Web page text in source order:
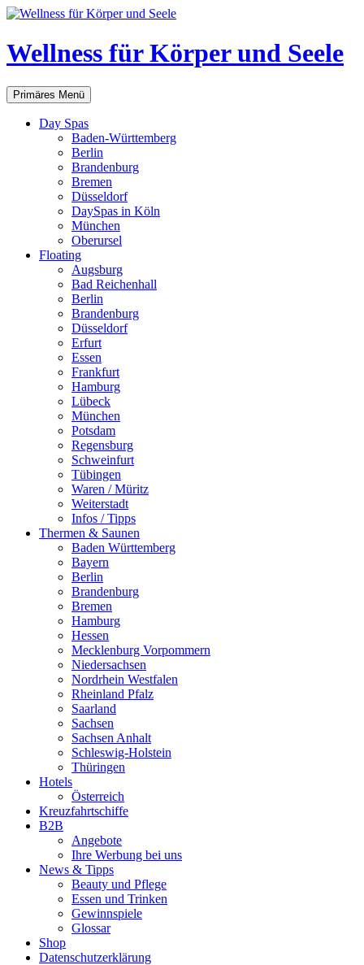
Zum
springen
Wellness für Körper und Seele
Suchen
Primäres Menü
Day Spas
Baden-Württemberg
Berlin
Brandenburg
Bremen
Düsseldorf
DaySpas in Köln
München
Oberursel
Floating
Augsburg
Bad Reichenhall
Berlin
Brandenburg
Düsseldorf
Erfurt
Essen
Frankfurt
Hamburg
Lübeck
München
Potsdam
Regensburg
Schweinfurt
Tübingen
Waren / Müritz
Weiterstadt
Infos / Tipps
Thermen & Saunen
Baden Württemberg
Bayern
Berlin
Brandenburg
Bremen
Hamburg
Hessen
Mecklenburg Vorpommern
Niedersachsen
Nordrhein Westfalen
Rheinland Pfalz
Saarland
Sachsen
Sachsen Anhalt
Schleswig-Holstein
Thüringen
Hotels
Österreich
Kreuzfahrtschiffe
B2B
Angebote
Ihre Werbung bei uns
News & Tipps
Beauty und Pflege
Essen und Trinken
Gewinnspiele
Glossar
Shop
Datenschutzerklärung